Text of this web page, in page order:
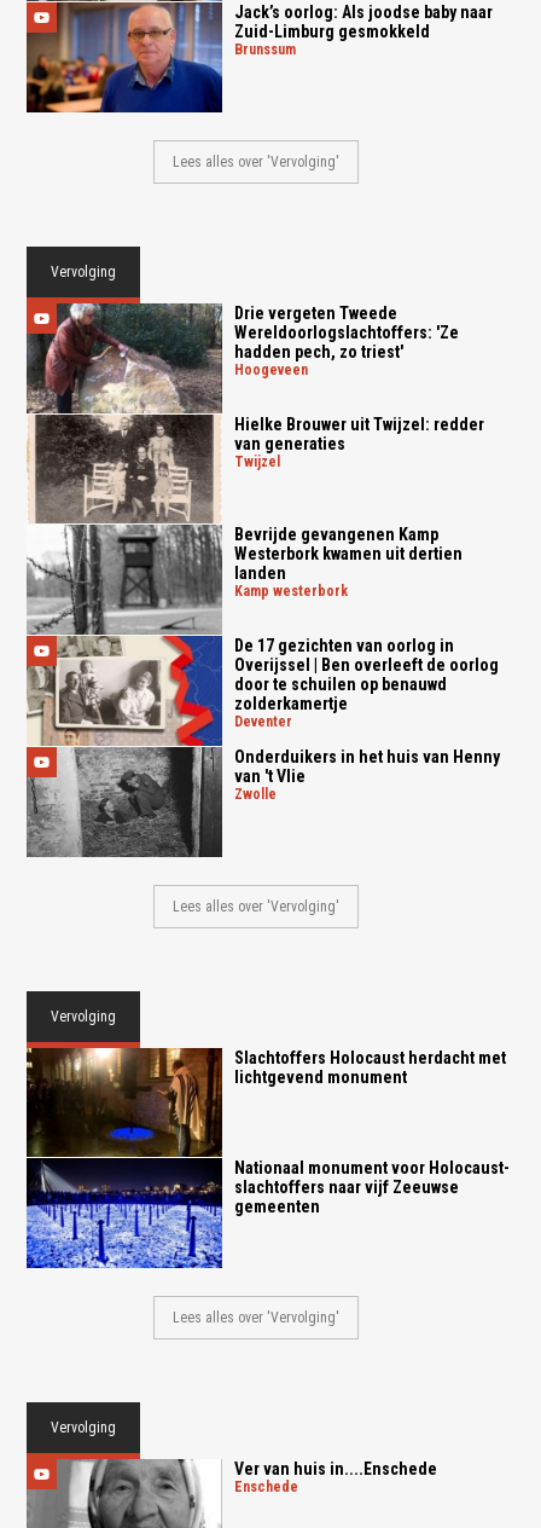
Jack’s oorlog: Als joodse baby naar
Zuid-Limburg gesmokkeld
brunssum
Lees alles over 'Vervolging'
Vervolging
Drie vergeten Tweede
Wereldoorlogslachtoffers: 'Ze
hadden pech, zo triest'
hoogeveen
Hielke Brouwer uit Twijzel: redder
van generaties
twijzel
Bevrijde gevangenen Kamp
Westerbork kwamen uit dertien
landen
kamp westerbork
De 17 gezichten van oorlog in
Overijssel | Ben overleeft de oorlog
door te schuilen op benauwd
zolderkamertje
deventer
Onderduikers in het huis van Henny
van 't Vlie
zwolle
Lees alles over 'Vervolging'
Vervolging
Slachtoffers Holocaust herdacht met
lichtgevend monument
Nationaal monument voor Holocaust-
slachtoffers naar vijf Zeeuwse
gemeenten
Lees alles over 'Vervolging'
Vervolging
Ver van huis in....Enschede
enschede